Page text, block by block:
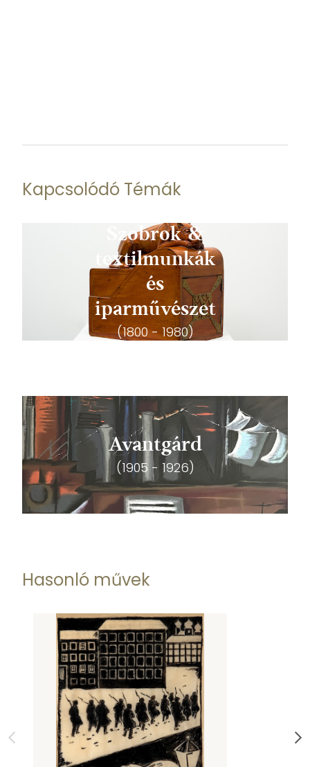
Kapcsolódó Témák
Szobrok &
textilmunkák
és
iparművészet
(1800 - 1980)
Avantgárd
(1905 - 1926)
Hasonló művek